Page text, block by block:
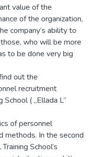
value of the
of the organization,
company’s ability to
who will be more
to be done very big
out the
recruitment
( „Ellada L”
of personnel
methods. In the second
School’s